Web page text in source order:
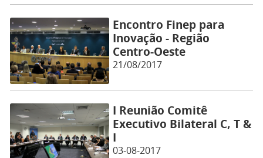
Encontro Finep para
Inovação - Região
Centro-Oeste
21/08/2017
I Reunião Comitê
Executivo Bilateral C, T &
I
03-08-2017